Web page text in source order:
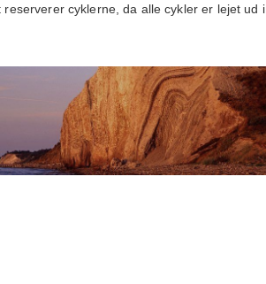
cyklerne, da alle cykler er lejet ud i